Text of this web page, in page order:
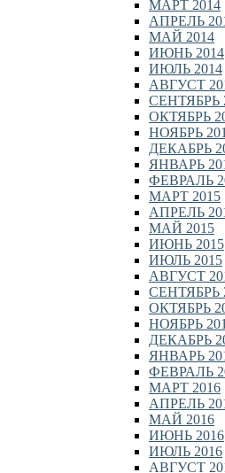
МАРТ 2014
АПРЕЛЬ
МАЙ 2014
ИЮНЬ 2014
ИЮЛЬ 2014
АВГУСТ
СЕНТЯБРЬ
ОКТЯБРЬ
НОЯБРЬ
ДЕКАБРЬ
ЯНВАРЬ
ФЕВРАЛЬ
МАРТ 2015
АПРЕЛЬ
МАЙ 2015
ИЮНЬ 2015
ИЮЛЬ 2015
АВГУСТ
СЕНТЯБРЬ
ОКТЯБРЬ
НОЯБРЬ
ДЕКАБРЬ
ЯНВАРЬ
ФЕВРАЛЬ
МАРТ 2016
АПРЕЛЬ
МАЙ 2016
ИЮНЬ 2016
ИЮЛЬ 2016
АВГУСТ